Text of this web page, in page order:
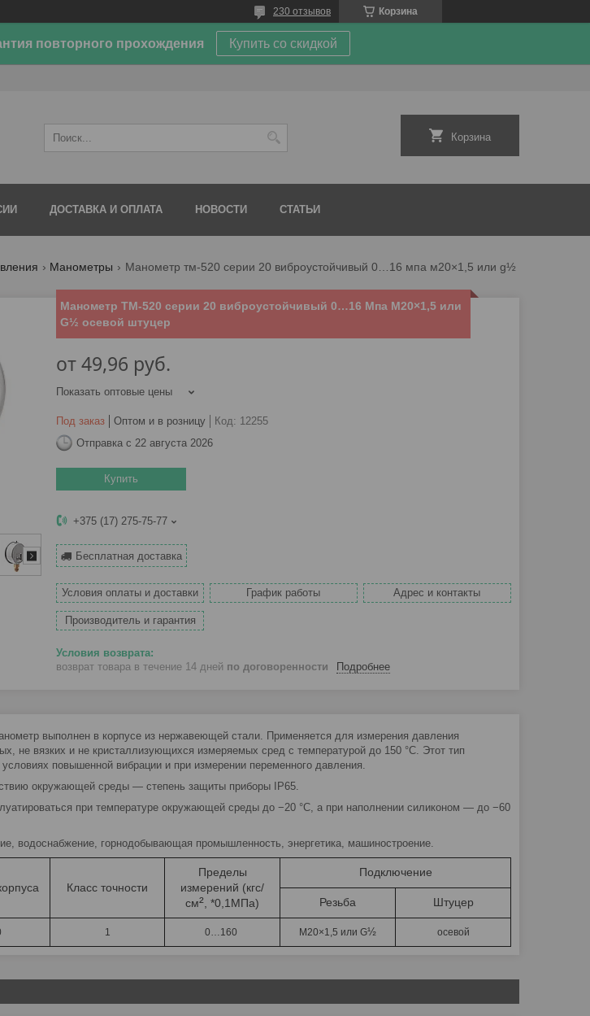
Корзина
230 отзывов
повторного прохождения Купить со скидкой
Корзина
ДОСТАВКА И ОПЛАТА НОВОСТИ СТАТЬИ
Манометры
Манометр ТМ-520 серии 20 виброустойчивый 0…16 Мпа М20×1,5 или
G½ осевой штуцер
от49,96 руб.
Показать оптовые цены
Под заказ Оптом и в розницу Код: 12255
Отправка с 22 августа 2026
Купить
+375 (17) 275-75-77
Бесплатная доставка
Условия оплаты и доставки График работы Адрес и контакты
Производитель и гарантия
возврат товара в течение 14 дней по договоренности Подробнее
выполнен в корпусе из нержавеющей стали. Применяется для измерения давления
не вязких и не кристаллизующихся измеряемых сред с температурой до 150 °C. Этот тип
повышенной вибрации и при измерении переменного давления.
окружающей среды — степень защиты приборы IP65.
при температуре окружающей среды до −20 °C, а при наполнении силиконом — до −60
водоснабжение, горнодобывающая промышленность, энергетика, машиностроение.
Класс точности
Пределы
измерений (кгс/
см² , *0,1МПа)
Подключение
Резьба Штуцер
1 0…160 М20×1,5 или G½ осевой